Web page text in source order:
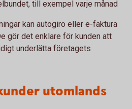
till exempel varje månad
kan autogiro eller e-faktura
gör det enklare för kunden att
underlätta företagets
utomlands